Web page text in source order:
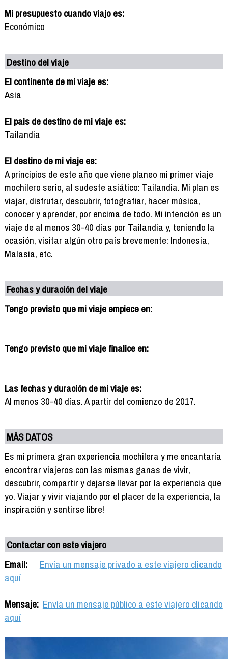
Mi presupuesto cuando viajo es:
Económico
Destino del viaje
El continente de mi viaje es:
Asia
El pais de destino de mi viaje es:
Tailandia
El destino de mi viaje es:
A principios de este año que viene planeo mi primer viaje
mochilero serio, al sudeste asiático: Tailandia. Mi plan es
viajar, disfrutar, descubrir, fotografiar, hacer música,
conocer y aprender, por encima de todo. Mi intención es un
viaje de al menos 30-40 días por Tailandia y, teniendo la
ocasión, visitar algún otro país brevemente: Indonesia,
Malasia, etc.
Fechas y duración del viaje
Tengo previsto que mi viaje empiece en:
Tengo previsto que mi viaje finalice en:
Las fechas y duración de mi viaje es:
Al menos 30-40 días. A partir del comienzo de 2017.
MÁS DATOS
Es mi primera gran experiencia mochilera y me encantaría
encontrar viajeros con las mismas ganas de vivir,
descubrir, compartir y dejarse llevar por la experiencia que
yo. Viajar y vivir viajando por el placer de la experiencia, la
inspiración y sentirse libre!
Contactar con este viajero
Email:
Envía un mensaje privado a este viajero clicando
aquí
Mensaje: Envía un mensaje público a este viajero clicando
aquí